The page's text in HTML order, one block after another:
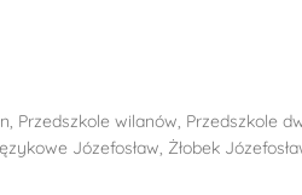
Przedszkole wilanów, Przedszkole
Józefosław, Żłobek